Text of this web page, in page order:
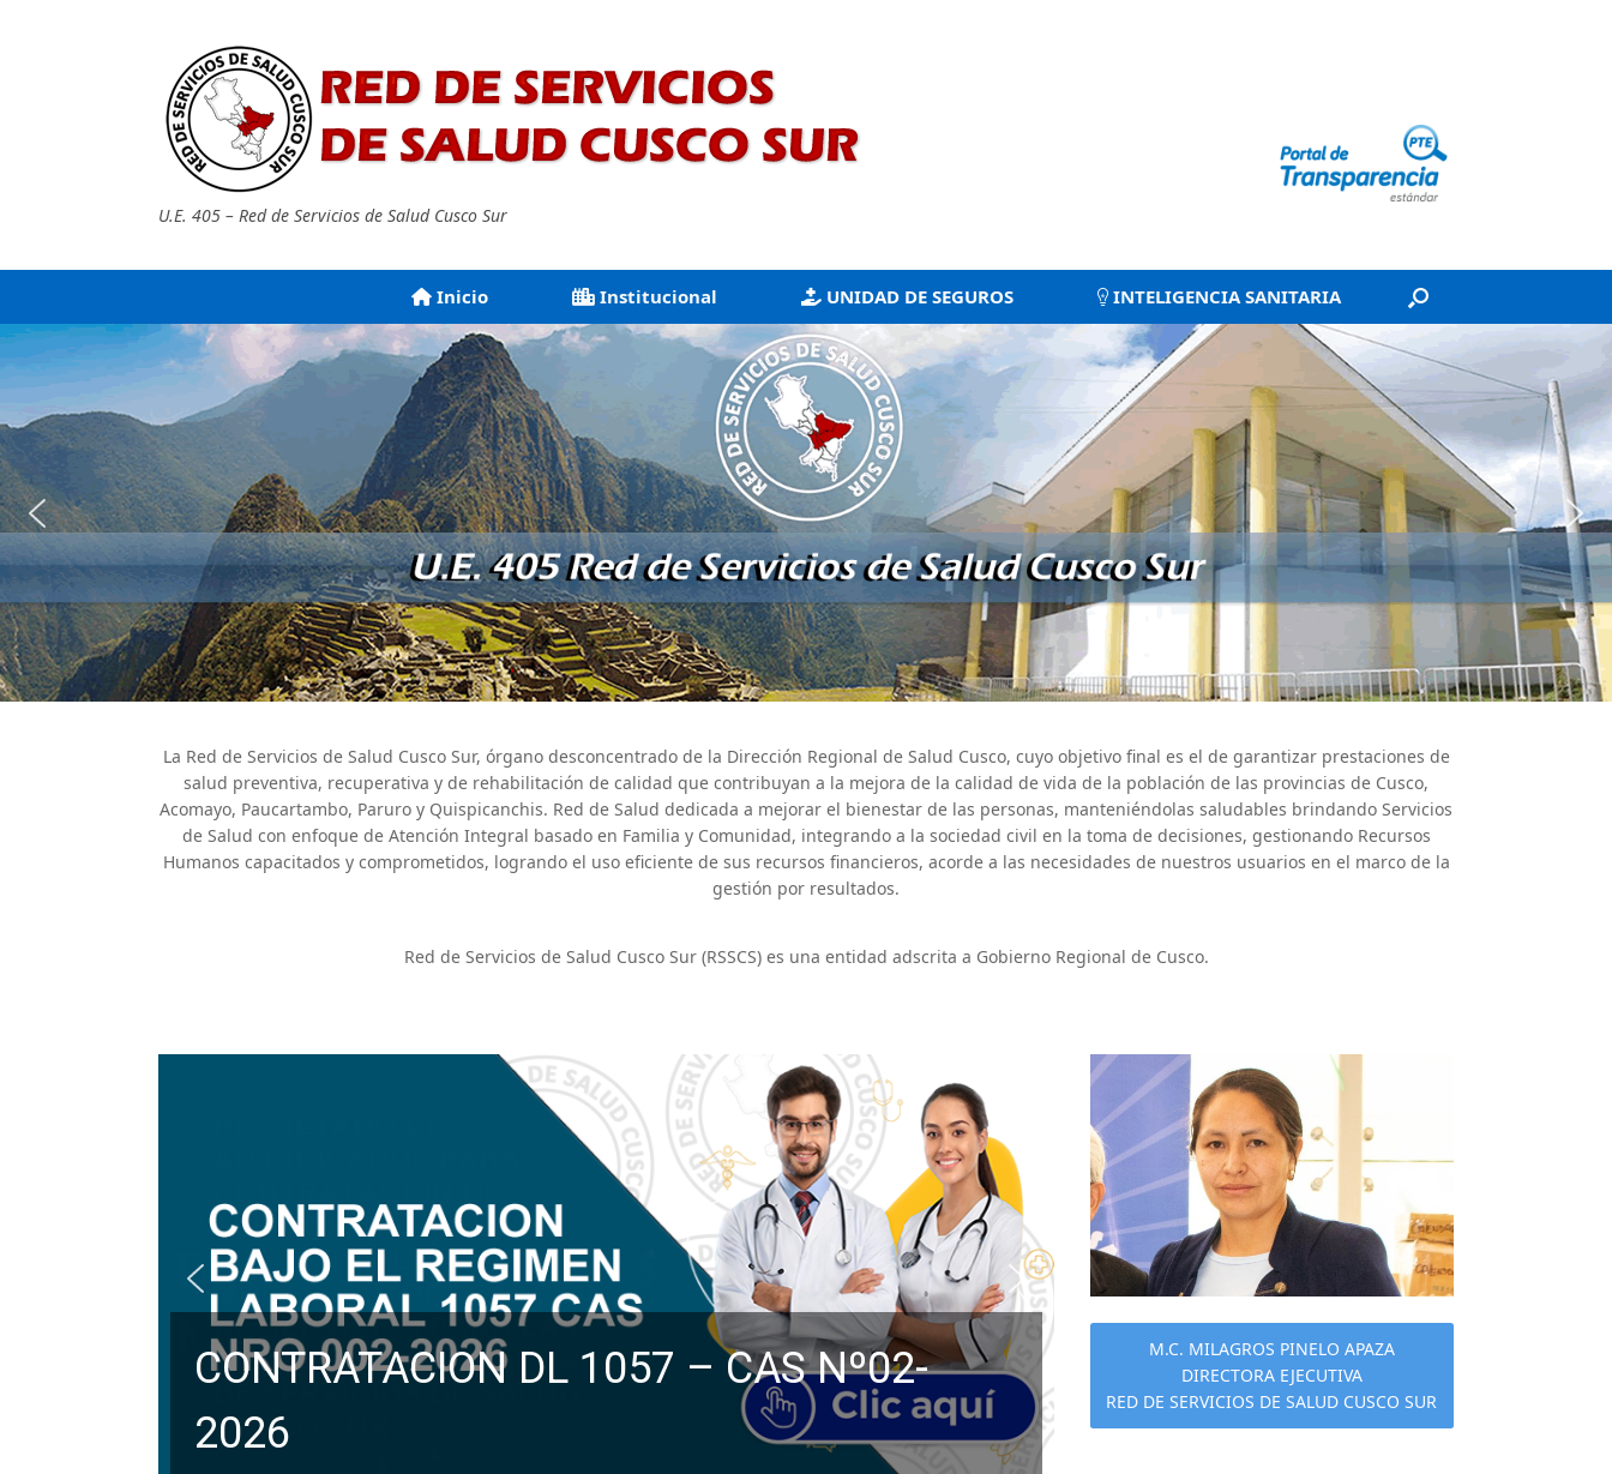
U.E. 405 – Red de Servicios de Salud Cusco Sur
Inicio Institucional UNIDAD DE SEGUROS INTELIGENCIA SANITARIA
La Red de Servicios de Salud Cusco Sur, órgano desconcentrado de la Dirección Regional de Salud Cusco, cuyo objetivo final es el de garantizar prestaciones de
salud preventiva, recuperativa y de rehabilitación de calidad que contribuyan a la mejora de la calidad de vida de la población de las provincias de Cusco,
Acomayo, Paucartambo, Paruro y Quispicanchis. Red de Salud dedicada a mejorar el bienestar de las personas, manteniéndolas saludables brindando Servicios
de Salud con enfoque de Atención Integral basado en Familia y Comunidad, integrando a la sociedad civil en la toma de decisiones, gestionando Recursos
Humanos capacitados y comprometidos, logrando el uso eficiente de sus recursos financieros, acorde a las necesidades de nuestros usuarios en el marco de la
gestión por resultados.
Red de Servicios de Salud Cusco Sur (RSSCS) es una entidad adscrita a Gobierno Regional de Cusco.
CONTRATACION DL 1057 – CAS Nº02-
2026
M.C. MILAGROS PINELO APAZA
DIRECTORA EJECUTIVA
RED DE SERVICIOS DE SALUD CUSCO SUR